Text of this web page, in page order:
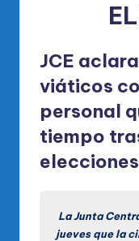
JCE
viáticos
personal
tiempo
La Junta
jueves que la